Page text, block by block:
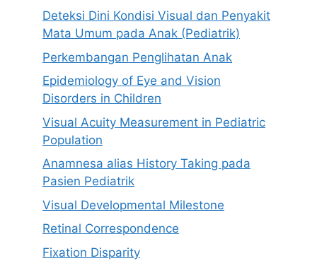
Deteksi Dini Kondisi Visual dan Penyakit
Mata Umum pada Anak (Pediatrik)
Perkembangan Penglihatan Anak
Epidemiology of Eye and Vision
Disorders in Children
Visual Acuity Measurement in Pediatric
Population
Anamnesa alias History Taking pada
Pasien Pediatrik
Visual Developmental Milestone
Retinal Correspondence
Fixation Disparity